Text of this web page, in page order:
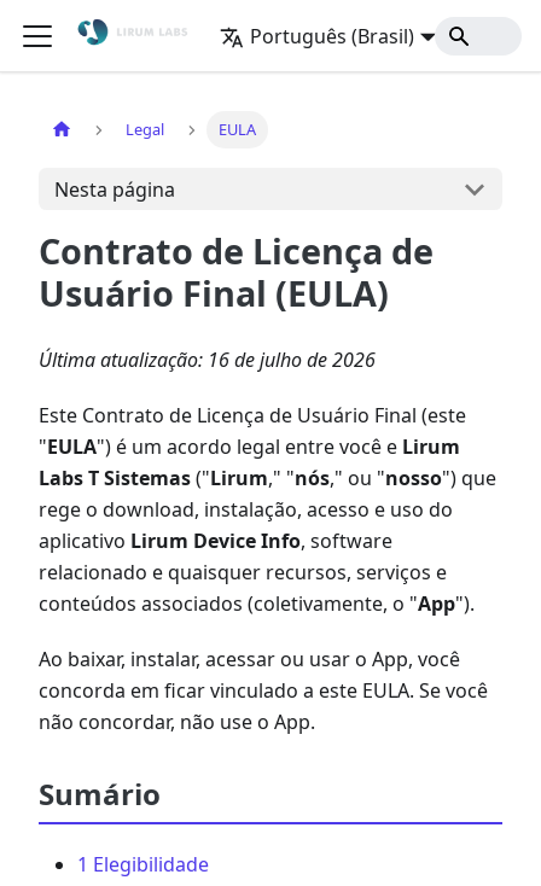
Português (Brasil) Início
Legal EULA
Nesta página
Contrato de Licença de
Usuário Final (EULA)
Última atualização: 16 de julho de 2026
Este Contrato de Licença de Usuário Final (este
"EULA") é um acordo legal entre você e Lirum
Labs T Sistemas("Lirum," "nós," ou "nosso") que
rege o download, instalação, acesso e uso do
aplicativo Lirum Device Info, software
relacionado e quaisquer recursos, serviços e
conteúdos associados (coletivamente, o "App").
Ao baixar, instalar, acessar ou usar o App, você
concorda em ficar vinculado a este EULA. Se você
não concordar, não use o App.
Sumário
1 Elegibilidade